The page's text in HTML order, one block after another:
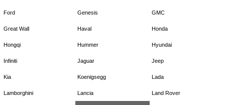
Ford Genesis GMC
Great Wall Haval Honda
Hongqi Hummer Hyundai
Infiniti Jaguar Jeep
Kia Koenigsegg Lada
Lamborghini Lancia Land Rover